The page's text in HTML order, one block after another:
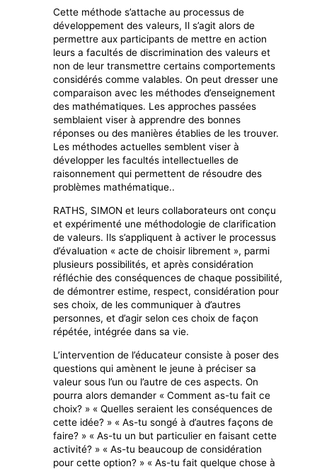
Cette méthode s’attache au processus de
développement des valeurs, Il s’agit alors de
permettre aux participants de mettre en action
leurs a facultés de discrimination des valeurs et
non de leur transmettre certains comportements
considérés comme valables. On peut dresser une
comparaison avec les méthodes d’enseignement
des mathématiques. Les approches passées
semblaient viser à apprendre des bonnes
réponses ou des manières établies de les trouver.
Les méthodes actuelles semblent viser à
développer les facultés intellectuelles de
raisonnement qui permettent de résoudre des
problèmes mathématique..
RATHS, SIMON et leurs collaborateurs ont conçu
et expérimenté une méthodologie de clarification
de valeurs. Ils s’appliquent à activer le processus
d’évaluation « acte de choisir librement », parmi
plusieurs possibilités, et après considération
réfléchie des conséquences de chaque possibilité,
de démontrer estime, respect, considération pour
ses choix, de les communiquer à d’autres
personnes, et d’agir selon ces choix de façon
répétée, intégrée dans sa vie.
L’intervention de l’éducateur consiste à poser des
questions qui amènent le jeune à préciser sa
valeur sous l’un ou l’autre de ces aspects. On
pourra alors demander « Comment as-tu fait ce
choix? » « Quelles seraient les conséquences de
cette idée? » « As-tu songé à d’autres façons de
faire? » « As-tu un but particulier en faisant cette
activité? » « As-tu beaucoup de considération
pour cette option? » « As-tu fait quelque chose à